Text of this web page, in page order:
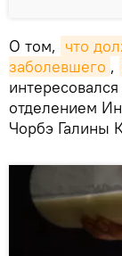
О том, что
заболевшего ,
отделением
Чорбэ Галины